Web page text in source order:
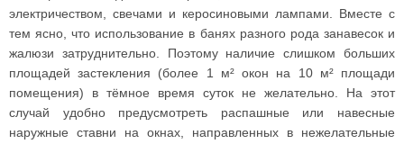
электричеством, свечами и керосиновыми лампами. Вместе с
тем ясно, что использование в банях разного рода занавесок и
жалюзи затруднительно. Поэтому наличие слишком больших
площадей застекления (более 1 м² окон на 10 м² площади
помещения) в тёмное время суток не желательно. На этот
случай удобно предусмотреть распашные или навесные
наружные ставни на окнах, направленных в нежелательные